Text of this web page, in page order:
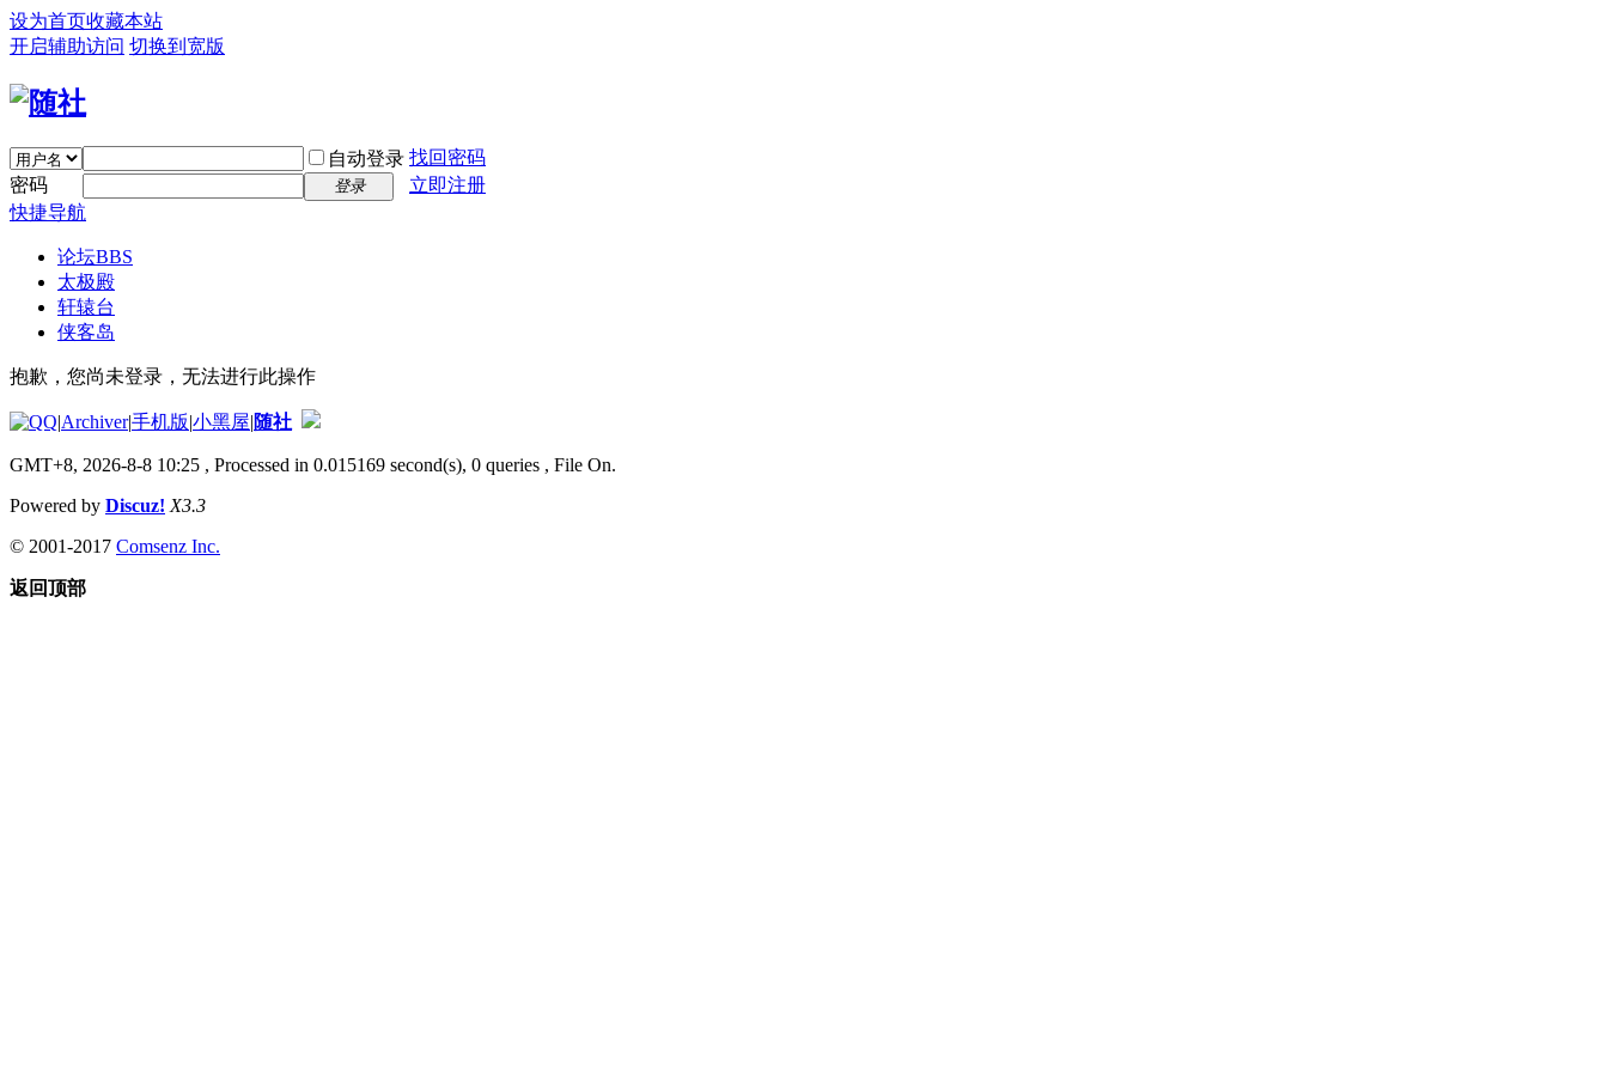
设为首页收藏本站
开启辅助访问 切换到宽版
自动登录 找回密码
密码
登录
立即注册
快捷导航
论坛BBS
太极殿
轩辕台
侠客岛
抱歉，您尚未登录，无法进行此操作
|Archiver|手机版|小黑屋|随社
GMT+8, 2026-8-8 10:25 , Processed in 0.015169 second(s), 0 queries , File On.
Powered by Discuz! X3.3
© 2001-2017 Comsenz Inc.
返回顶部